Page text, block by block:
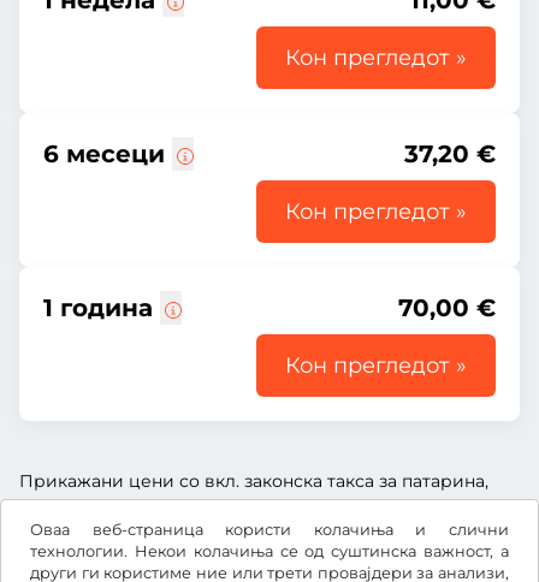
Оваа веб-страница користи колачиња и слични
технологии. Некои колачиња се од суштинска важност, а
други ги користиме ние или трети провајдери за анализи,
Кон прегледот »
6 месеци 37,20 €
Кон прегледот »
1 година 70,00 €
Кон прегледот »
Прикажани цени со вкл. законска такса за патарина,
вкл. надоместок за услуга и вкл. законски ДДВ.